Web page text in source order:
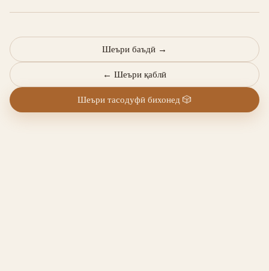
← Шеъри қаблӣ
Шеъри баъдӣ →
Шеъри тасодуфӣ бихонед 🎲